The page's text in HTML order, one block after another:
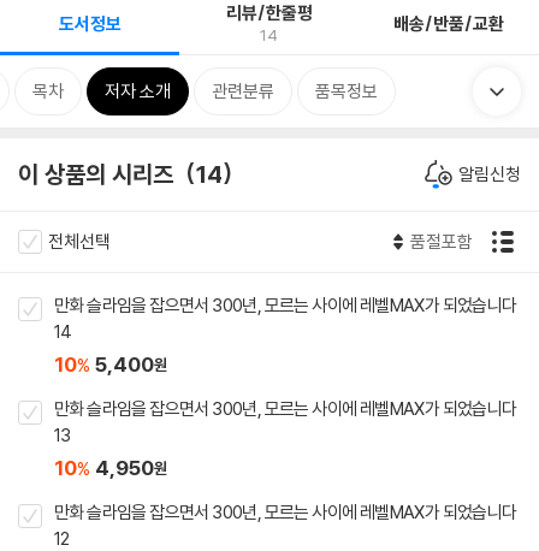
도서정보 리뷰/한줄평
14 배송/반품/교환
목차 저자 소개 관련분류 품목정보
이 상품의 시리즈 14 알림신청
전체선택 품절포함
만화 슬라임을 잡으면서 300년, 모르는 사이에 레벨MAX가 되었습니다
14
10% 5,400원
만화 슬라임을 잡으면서 300년, 모르는 사이에 레벨MAX가 되었습니다
13
10% 4,950원
만화 슬라임을 잡으면서 300년, 모르는 사이에 레벨MAX가 되었습니다
12